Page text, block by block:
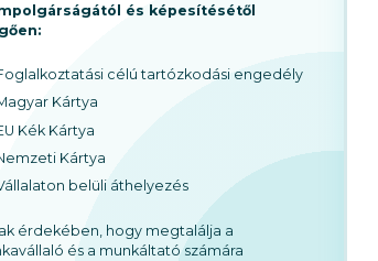
és képesítésétől
célú tartózkodási engedély
Kártya
Kék Kártya
Kártya
belüli áthelyezés
érdekében, hogy megtalálja a
és a munkáltató számára